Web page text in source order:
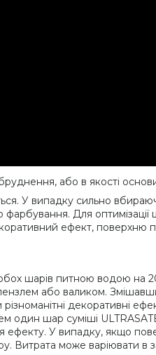
або в якості
У випадку сильно
Для
ефект,
шарів питною водою на
або валиком.
декоративні
один шар суміші
У випадку, якщо
може варіювати в